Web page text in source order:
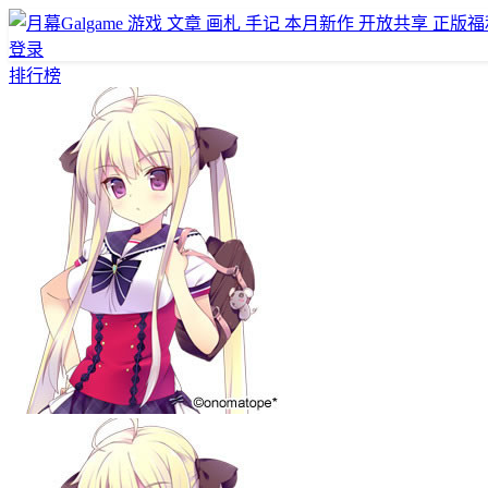
游戏 文章 画札 手记 本月新作 开放共享 正版
登录
排行榜